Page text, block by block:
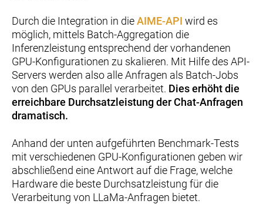
Durch die Integration in dieAIME-API wird es
möglich, mittels Batch-Aggregation die
Inferenzleistung entsprechend der vorhandenen
GPU-Konfigurationen zu skalieren. Mit Hilfe des API-
Servers werden also alle Anfragen als Batch-Jobs
von den GPUs parallel verarbeitet. Dies erhöht die
erreichbare Durchsatzleistung der Chat-Anfragen
dramatisch.
Anhand der unten aufgeführten Benchmark-Tests
mit verschiedenen GPU-Konfigurationen geben wir
abschließend eine Antwort auf die Frage, welche
Hardware die beste Durchsatzleistung für die
Verarbeitung von LLaMa-Anfragen bietet.